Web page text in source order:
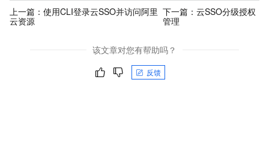
上一篇： 使用CLI登录云SSO并访问阿里
云资源
下一篇： 云SSO分级授权
管理
该文章对您有帮助吗？
反馈